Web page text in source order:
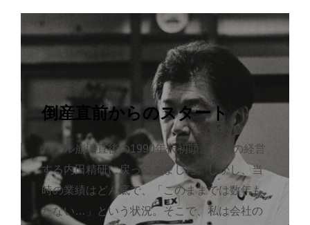
倒産直前からのスタート
バブル崩壊直後の1990年代初頭。父親の経営
する内田精研に戻ってきました。しかし、当
時の業績はどん底で、「このままでは数年も
たない…」という状況。そこで、私は会社の